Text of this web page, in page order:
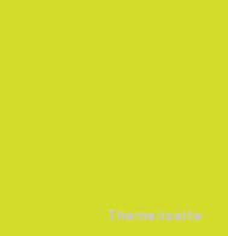
Themenseite